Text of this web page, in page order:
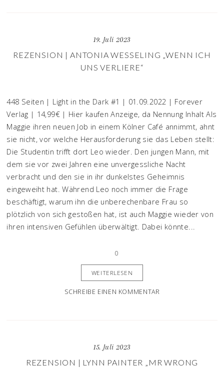
19. Juli 2023
REZENSION | ANTONIA WESSELING „WENN ICH
UNS VERLIERE“
448 Seiten | Light in the Dark #1 | 01.09.2022 | Forever
Verlag | 14,99€ | Hier kaufen Anzeige, da Nennung Inhalt Als
Maggie ihren neuen Job in einem Kölner Café annimmt, ahnt
sie nicht, vor welche Herausforderung sie das Leben stellt:
Die Studentin trifft dort Leo wieder. Den jungen Mann, mit
dem sie vor zwei Jahren eine unvergessliche Nacht
verbracht und den sie in ihr dunkelstes Geheimnis
eingeweiht hat. Während Leo noch immer die Frage
beschäftigt, warum ihn die unberechenbare Frau so
plötzlich von sich gestoßen hat, ist auch Maggie wieder von
ihren intensiven Gefühlen überwältigt. Dabei könnte...
0
WEITERLESEN
SCHREIBE EINEN KOMMENTAR
15. Juli 2023
REZENSION | LYNN PAINTER „MR WRONG